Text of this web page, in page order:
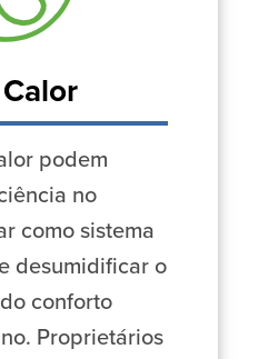
podem
no
como sistema
desumidificar o
conforto
Proprietários